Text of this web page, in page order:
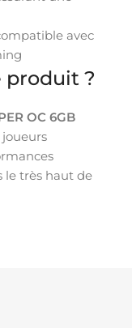
avec
produit ?
OC 6GB
le très haut de